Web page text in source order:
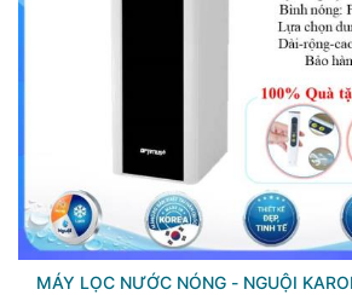
MÁY LỌC NƯỚC NÓNG - NGUỘI